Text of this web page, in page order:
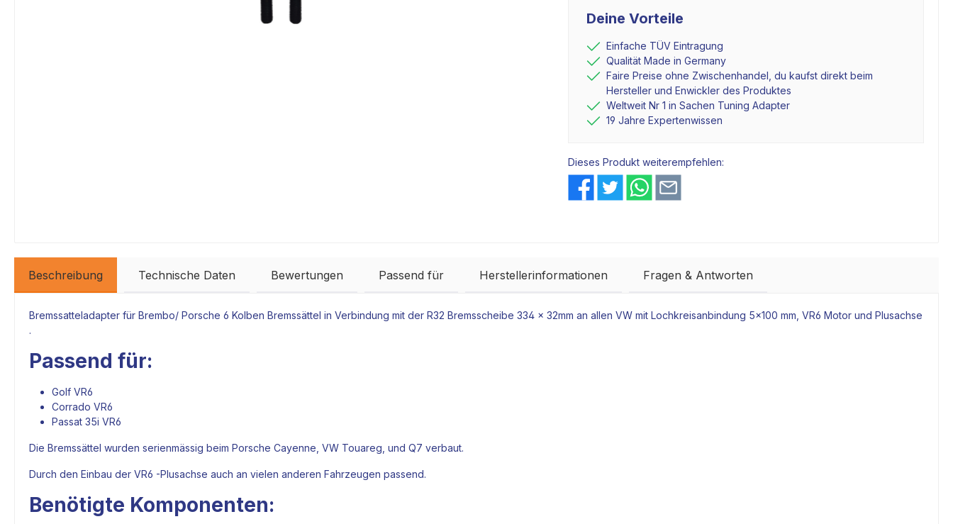
Deine Vorteile
Einfache TÜV Eintragung
Qualität Made in Germany
Faire Preise ohne Zwischenhandel, du kaufst direkt beim
Hersteller und Enwickler des Produktes
Weltweit Nr 1 in Sachen Tuning Adapter
19 Jahre Expertenwissen
Dieses Produkt weiterempfehlen:
Beschreibung Technische Daten Bewertungen Passend für Herstellerinformationen Fragen & Antworten
Bremssatteladapter für Brembo/ Porsche 6 Kolben Bremssättel in Verbindung mit der R32 Bremsscheibe 334 x 32mm an allen VW mit Lochkreisanbindung 5x100 mm, VR6 Motor und Plusachse
.
Passend für:
Golf VR6
Corrado VR6
Passat 35i VR6
Die Bremssättel wurden serienmässig beim Porsche Cayenne, VW Touareg, und Q7 verbaut.
Durch den Einbau der VR6 -Plusachse auch an vielen anderen Fahrzeugen passend.
Benötigte Komponenten: